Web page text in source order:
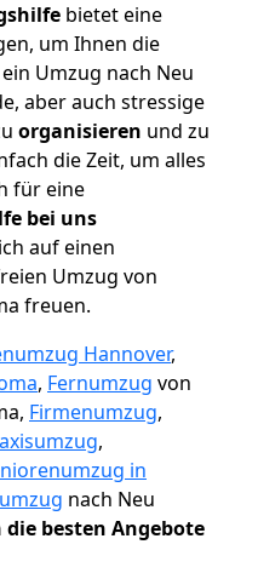
bietet eine
um Ihnen die
Umzug nach Neu
aber auch stressige
organisieren und zu
die Zeit, um alles
für eine
bei uns
auf einen
Umzug von
freuen.
Hannover,
, Fernumzug von
Firmenumzug,
,
in
nach Neu
besten Angebote